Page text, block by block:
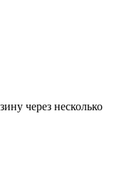
через несколько